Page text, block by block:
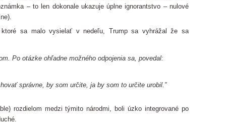
– to len dokonale ukazuje úplne ignorantstvo – nulové
ktoré sa malo vysielať v nedeľu, Trump sa vyhrážal že sa
Po otázke ohľadne možného odpojenia sa, povedal:
správne, by som určite, ja by som to určite urobil.”
rozdielom medzi týmito národmi, boli úzko integrované po